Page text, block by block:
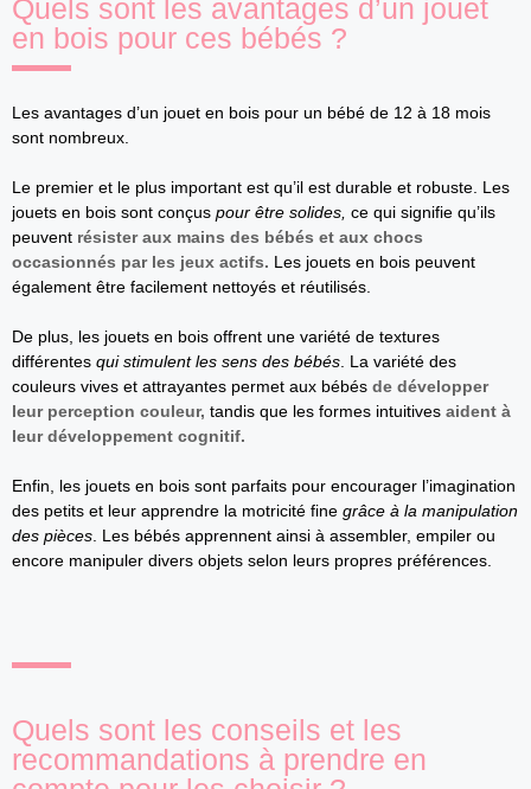
Quels sont les avantages d’un jouet
en bois pour ces bébés ?
Les avantages d’un jouet en bois pour un bébé de 12 à 18 mois
sont nombreux.
Le premier et le plus important est qu’il est durable et robuste. Les
jouets en bois sont conçus pour être solides, ce qui signifie qu’ils
peuvent résister aux mains des bébés et aux chocs
occasionnés par les jeux actifs. Les jouets en bois peuvent
également être facilement nettoyés et réutilisés.
De plus, les jouets en bois offrent une variété de textures
différentes qui stimulent les sens des bébés . La variété des
couleurs vives et attrayantes permet aux bébés de développer
leur perception couleur, tandis que les formes intuitives aident à
leur développement cognitif.
Enfin, les jouets en bois sont parfaits pour encourager l’imagination
des petits et leur apprendre la motricité fine grâce à la manipulation
des pièces . Les bébés apprennent ainsi à assembler, empiler ou
encore manipuler divers objets selon leurs propres préférences.
Quels sont les conseils et les
recommandations à prendre en